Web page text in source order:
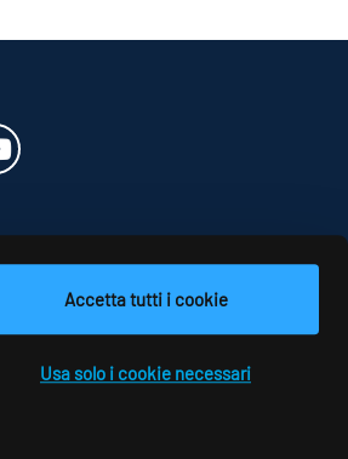
Accetta tutti i cookie
Usa solo i cookie necessari